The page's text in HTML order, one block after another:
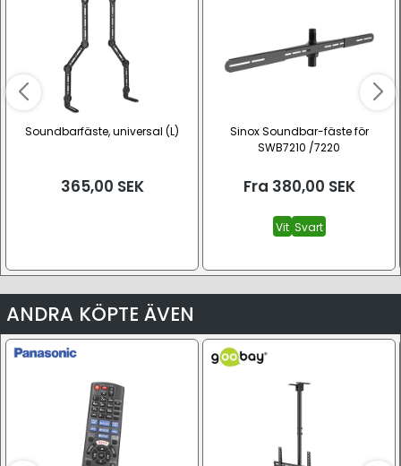
Soundbarfäste, universal (L)
365,00 SEK
Sinox Soundbar-fäste för
SWB7210 /7220
Fra 380,00 SEK
Vit Svart
ANDRA KÖPTE ÄVEN